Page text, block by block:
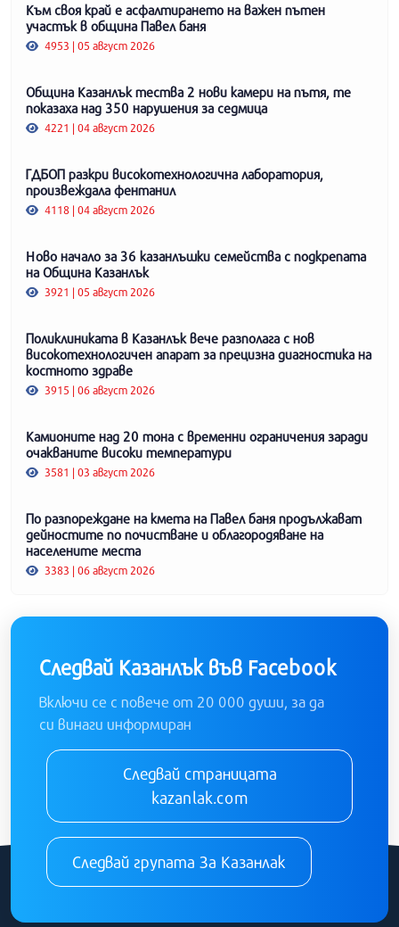
Към своя край е асфалтирането на важен пътен
участък в община Павел баня
4953 | 05 август 2026
Община Казанлък тества 2 нови камери на пътя, те
показаха над 350 нарушения за седмица
4221 | 04 август 2026
ГДБОП разкри високотехнологична лаборатория,
произвеждала фентанил
4118 | 04 август 2026
Ново начало за 36 казанлъшки семейства с подкрепата
на Община Казанлък
3921 | 05 август 2026
Поликлиниката в Казанлък вече разполага с нов
високотехнологичен апарат за прецизна диагностика на
костното здраве
3915 | 06 август 2026
Камионите над 20 тона с временни ограничения заради
очакваните високи температури
3581 | 03 август 2026
По разпореждане на кмета на Павел баня продължават
дейностите по почистване и облагородяване на
населените места
3383 | 06 август 2026
Следвай Казанлък във Facebook
Включи се с повече от 20 000 души, за да
си винаги информиран
Следвай страницата
kazanlak.com
Следвай групата За Казанлак